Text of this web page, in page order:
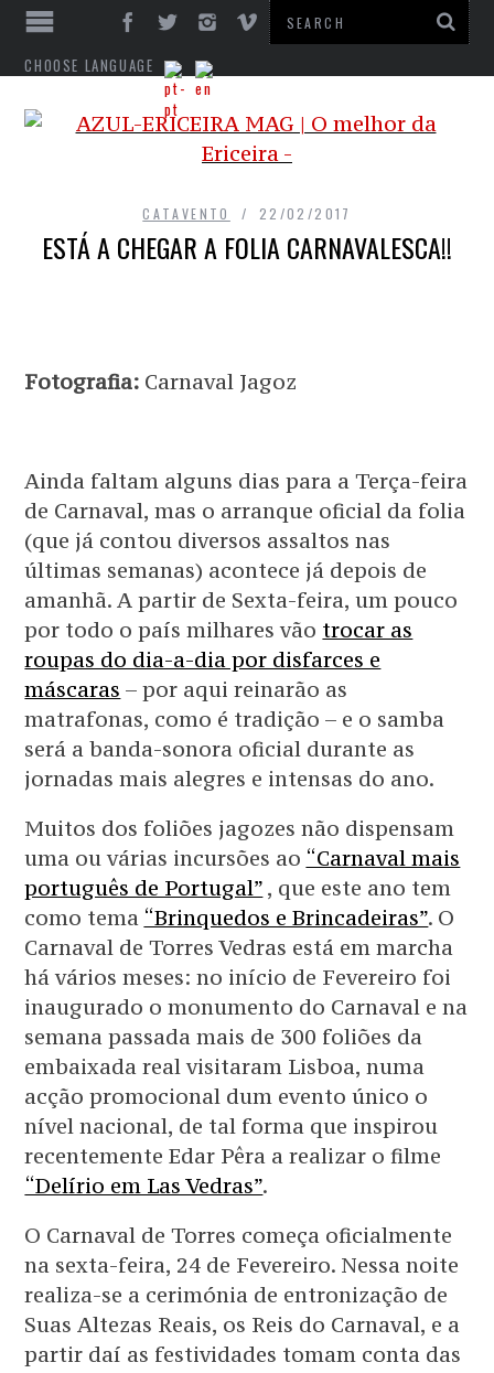
CHOOSE LANGUAGE
CATAVENTO 22/02/2017
ESTÁ A CHEGAR A FOLIA CARNAVALESCA!!
Fotografia: Carnaval Jagoz
Ainda faltam alguns dias para a Terça-feira
de Carnaval, mas o arranque oficial da folia
(que já contou diversos assaltos nas
últimas semanas) acontece já depois de
amanhã. A partir de Sexta-feira, um pouco
por todo o país milhares vão trocar as
roupas do dia-a-dia por disfarces e
máscaras – por aqui reinarão as
matrafonas, como é tradição – e o samba
será a banda-sonora oficial durante as
jornadas mais alegres e intensas do ano.
Muitos dos foliões jagozes não dispensam
uma ou várias incursões ao “Carnaval mais
português de Portugal” , que este ano tem
como tema “Brinquedos e Brincadeiras”. O
Carnaval de Torres Vedras está em marcha
há vários meses: no início de Fevereiro foi
inaugurado o monumento do Carnaval e na
semana passada mais de 300 foliões da
embaixada real visitaram Lisboa, numa
acção promocional dum evento único o
nível nacional, de tal forma que inspirou
recentemente Edar Pêra a realizar o filme
“Delírio em Las Vedras”.
O Carnaval de Torres começa oficialmente
na sexta-feira, 24 de Fevereiro. Nessa noite
realiza-se a cerimónia de entronização de
Suas Altezas Reais, os Reis do Carnaval, e a
partir daí as festividades tomam conta das